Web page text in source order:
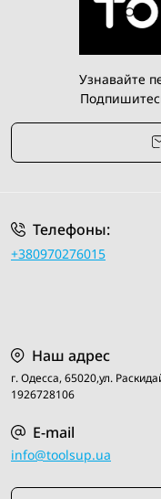
Узнавайте
Телефоны:
+380970276015
Наш адрес
г. Одесса, 65020,ул.
1926728106
E-mail
info@toolsup.ua